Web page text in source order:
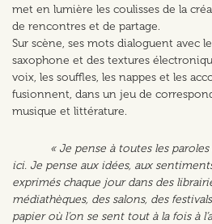
met en lumière les coulisses de la
de rencontres et de partage.
Sur scène, ses mots dialoguent avec
saxophone et des textures
voix, les souffles, les nappes et les
fusionnent, dans un jeu de
musique et littérature.
« Je pense à toutes les
ici. Je pense aux idées, aux
exprimés chaque jour dans des
médiathèques, des salons, des
papier où l’on se sent tout à la fois à